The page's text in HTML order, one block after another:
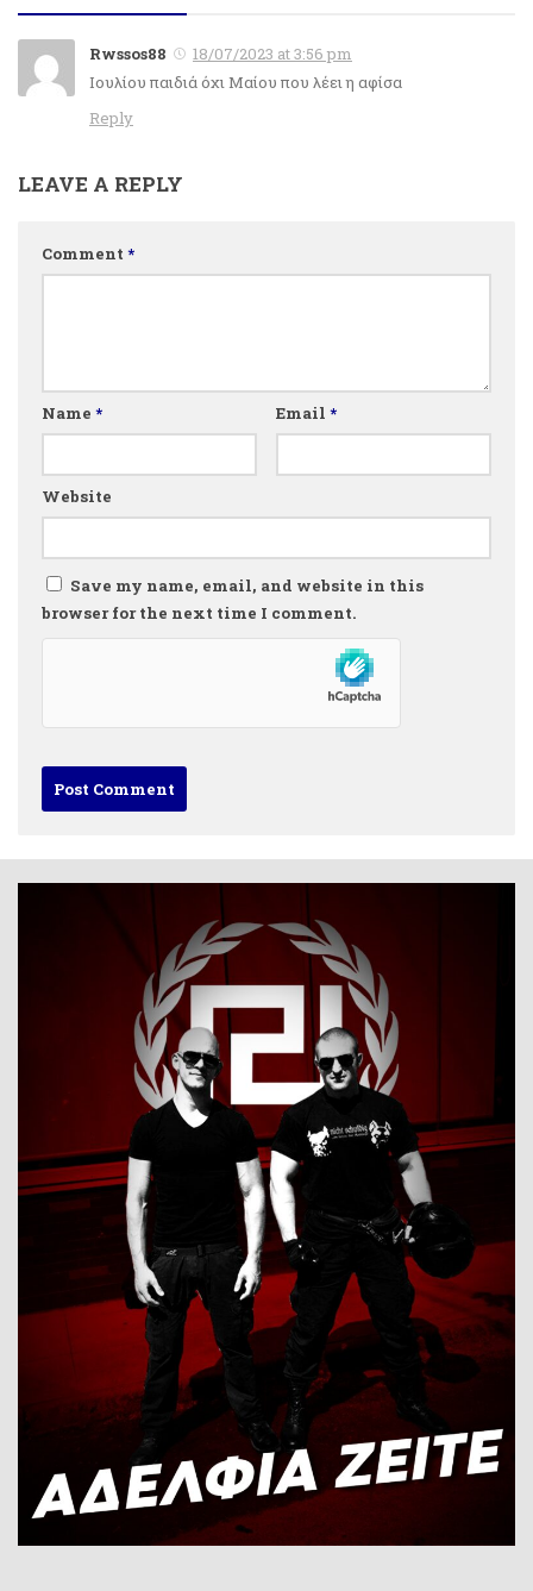
Rwssos88
18/07/2023 at 3:56 pm
Ιουλίου παιδιά όχι Μαίου που λέει η αφίσα
Reply
LEAVE A REPLY
Comment *
Name * Email *
Website
Save my name, email, and website in this
browser for the next time I comment.